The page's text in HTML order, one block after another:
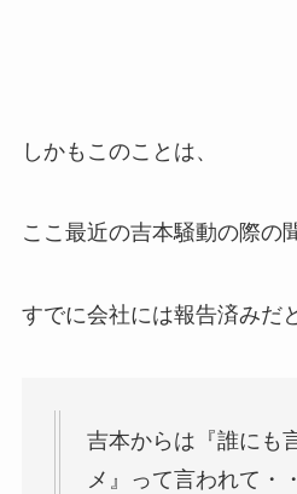
しかもこのことは、
ここ最近の吉本騒動の際の
すでに会社には報告済みだ
吉本からは『誰にも
メ』って言われて・